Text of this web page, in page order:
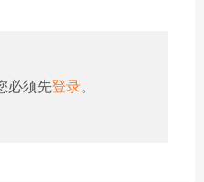
必须先登录。